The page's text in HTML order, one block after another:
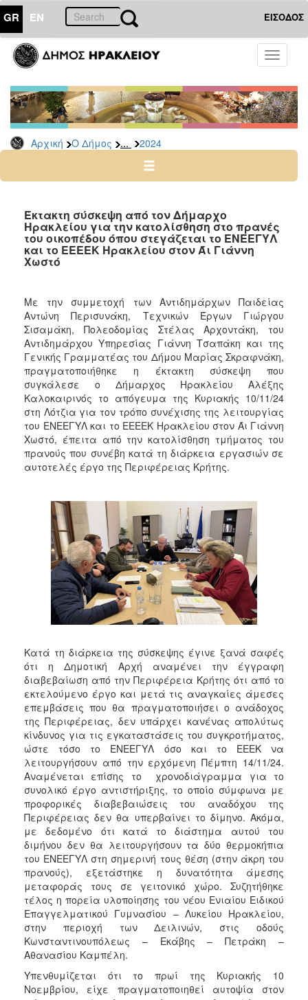
GR EN ΕΙΣΟΔΟΣ
Toggle
Αρχική Ο Δήμος ... 2024
ΔΗΜΟΣ
Δελτία
Τύπου
Αρχείο
2026
2024
2022
2021
2020
2018
2017
2016
2015
2013
2012
2011
2010
2006
ΠΟΛΙΤΙΣΜΟΣ
ΑΝΘΕΚΤΙΚΗ
Έκτακτη σύσκεψη από τον Δήμαρχο
Ηρακλείου για την κατολίσθηση στο πρανές
του οικοπέδου όπου στεγάζεται το ΕΝΕΕΓΥΛ
και το ΕΕΕΕΚ Ηρακλείου στον Άι Γιάννη
Χωστό
Με την συμμετοχή των Αντιδημάρχων Παιδείας
Αντώνη Περισυνάκη, Τεχνικών Έργων Γιώργου
Σισαμάκη, Πολεοδομίας Στέλας Αρχοντάκη, του
Αντιδημάρχου Υπηρεσίας Γιάννη Τσαπάκη και της
Γενικής Γραμματέας του Δήμου Μαρίας Σκραφνάκη,
πραγματοποιήθηκε η έκτακτη σύσκεψη που
συγκάλεσε ο Δήμαρχος Ηρακλείου Αλέξης
Καλοκαιρινός το απόγευμα της Κυριακής 10/11/24
στη Λότζια για τον τρόπο συνέχισης της λειτουργίας
του ΕΝΕΕΓΥΛ και το ΕΕΕΕΚ Ηρακλείου στον Άι Γιάννη
Χωστό, έπειτα από την κατολίσθηση τμήματος του
πρανούς που συνέβη κατά τη διάρκεια εργασιών σε
αυτοτελές έργο της Περιφέρειας Κρήτης.
Κατά τη διάρκεια της σύσκεψης έγινε ξανά σαφές
ότι η Δημοτική Αρχή αναμένει την έγγραφη
διαβεβαίωση από την Περιφέρεια Κρήτης ότι από το
εκτελούμενο έργο και μετά τις αναγκαίες άμεσες
επεμβάσεις που θα πραγματοποιήσει ο ανάδοχος
της Περιφέρειας, δεν υπάρχει κανένας απολύτως
κίνδυνος για τις εγκαταστάσεις του συγκροτήματος,
ώστε τόσο το ΕΝΕΕΓΥΛ όσο και το ΕΕΕΚ να
λειτουργήσουν από την ερχόμενη Πέμπτη 14/11/24.
Αναμένεται επίσης το χρονοδιάγραμμα για το
συνολικό έργο αντιστήριξης, το οποίο σύμφωνα με
προφορικές διαβεβαιώσεις του αναδόχου της
Περιφέρειας δεν θα υπερβαίνει το δίμηνο. Ακόμα,
με δεδομένο ότι κατά το διάστημα αυτού του
διμήνου δεν θα λειτουργήσουν τα δύο θερμοκήπια
του ΕΝΕΕΓΥΛ στη σημερινή τους θέση (στην άκρη του
πρανούς), εξετάστηκε η δυνατότητα άμεσης
μεταφοράς τους σε γειτονικό χώρο. Συζητήθηκε
τέλος η πορεία υλοποίησης του νέου Ενιαίου Ειδικού
Επαγγελματικού Γυμνασίου – Λυκείου Ηρακλείου,
στην περιοχή των Δειλινών, στις οδούς
Κωνσταντινουπόλεως – Εκάβης – Πετράκη –
Αθανασίου Καμπέλη.
Υπενθυμίζεται ότι το πρωί της Κυριακής 10
Νοεμβρίου, είχε πραγματοποιηθεί αυτοψία στον